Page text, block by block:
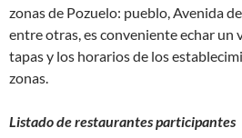
zonas de Pozuelo: pueblo, Avenida
entre otras, es conveniente echar un
tapas y los horarios de los
zonas.
Listado de restaurantes participantes